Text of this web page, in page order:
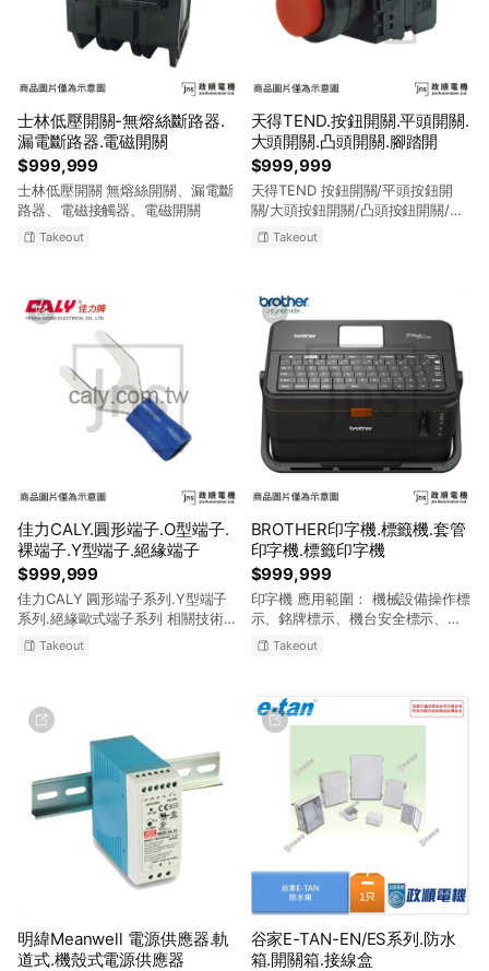
$999,999
士林低壓開關-無熔絲斷路器.
漏電斷路器.電磁開關
士林低壓開關 無熔絲開關、漏電斷
路器、電磁接觸器、電磁開關
Takeout
$999,999
天得TEND.按鈕開關.平頭開關.
大頭開關.凸頭開關.腳踏開
天得TEND 按鈕開關/平頭按鈕開
關/大頭按鈕開關/凸頭按鈕開關/照
光式按鈕開關/動力押扣開關/腳踏
端子台固定座/保險絲座 相關技術洽
談、規劃應用, 歡迎來電或來信詢
問! E-MAIL:info@jns.com.tw 服務
電話:(03)466-8299 傳真電話:
(03)436-0382 服務時間:星期一至
星期五, AM 8:00~12:00 & PM
1:00~5:00 政順電機,專營各式電機
材料
Takeout
$999,999
佳力CALY.圓形端子.O型端子.
裸端子.Y型端子.絕緣端子
佳力CALY 圓形端子系列.Y型端子
系列.絕緣歐式端子系列 相關技術洽
談、規劃應用， 歡迎來電或來信詢
星期五, AM 8:00~12:00 & PM
1:00~5:00 政順電機,專營各式電機
Takeout
$999,999
BROTHER印字機.標籤機.套管
印字機.標籤印字機
印字機 應用範圍： 機械設備操作標
示、銘牌標示、機台安全標示、商
品標示、工安標示、5S或ISO標
標示、消防設施標示、管路標示 相
關技術洽談、規劃應用, 歡迎來電或
來信詢問! E-
Mail:info@jns.com.tw LINE
ID:@twn5746w 服務電話:
(03)466-8299 傳真電話:(03)436-
AM 8:00~12:00 & PM 1:00~5:00
政順電機,專營各式電機材料
Takeout
明緯Meanwell 電源供應器.軌
道式.機殼式電源供應器
谷家E-TAN-EN/ES系列.防水
箱.開關箱.接線盒